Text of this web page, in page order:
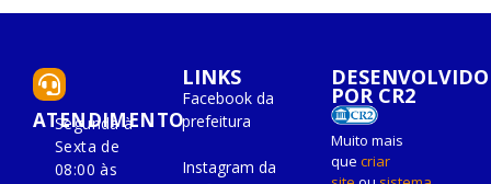
ATENDIMENTO
Segunda à
Sexta de
08:00 às
LINKS
Facebook da
prefeitura
Instagram da
DESENVOLVIDO
POR CR2
Muito mais
que criar